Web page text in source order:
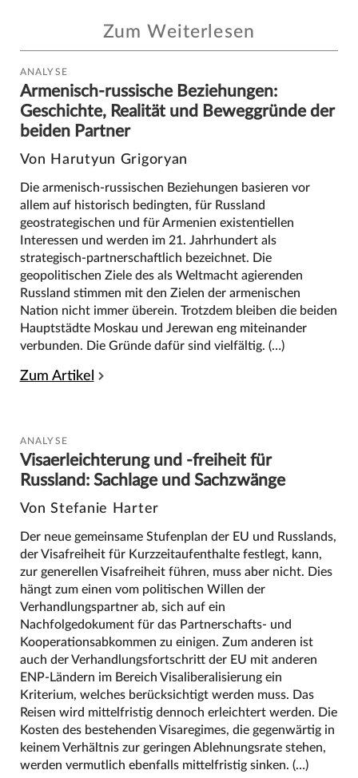
Zum Weiterlesen
ANALYSE
Armenisch-russische Beziehungen:
Geschichte, Realität und Beweggründe der
beiden Partner
Von Harutyun Grigoryan
Die armenisch-russischen Beziehungen basieren vor
allem auf historisch bedingten, für Russland
geostrategischen und für Armenien existentiellen
Interessen und werden im 21. Jahrhundert als
strategisch-partnerschaftlich bezeichnet. Die
geopolitischen Ziele des als Weltmacht agierenden
Russland stimmen mit den Zielen der armenischen
Nation nicht immer überein. Trotzdem bleiben die beiden
Hauptstädte Moskau und Jerewan eng miteinander
verbunden. Die Gründe dafür sind vielfältig. (…)
Zum Artikel
ANALYSE
Visaerleichterung und -freiheit für
Russland: Sachlage und Sachzwänge
Von Stefanie Harter
Der neue gemeinsame Stufenplan der EU und Russlands,
der Visafreiheit für Kurzzeitaufenthalte festlegt, kann,
zur generellen Visafreiheit führen, muss aber nicht. Dies
hängt zum einen vom politischen Willen der
Verhandlungspartner ab, sich auf ein
Nachfolgedokument für das Partnerschafts- und
Kooperationsabkommen zu einigen. Zum anderen ist
auch der Verhandlungsfortschritt der EU mit anderen
ENP-Ländern im Bereich Visaliberalisierung ein
Kriterium, welches berücksichtigt werden muss. Das
Reisen wird mittelfristig dennoch erleichtert werden. Die
Kosten des bestehenden Visaregimes, die gegenwärtig in
keinem Verhältnis zur geringen Ablehnungsrate stehen,
werden vermutlich ebenfalls mittelfristig sinken. (…)